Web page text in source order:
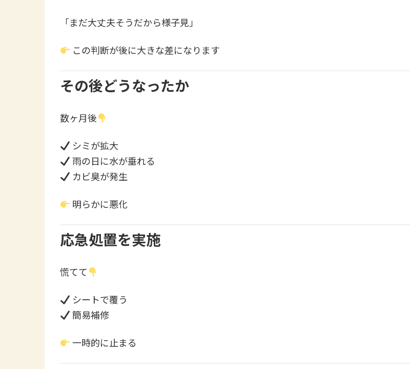
「まだ大丈夫そうだから様子見」
この判断が後に大きな差になります
その後どうなったか
数ヶ月後
シミが拡大
雨の日に水が垂れる
カビ臭が発生
明らかに悪化
応急処置を実施
慌てて
シートで覆う
簡易補修
一時的に止まる